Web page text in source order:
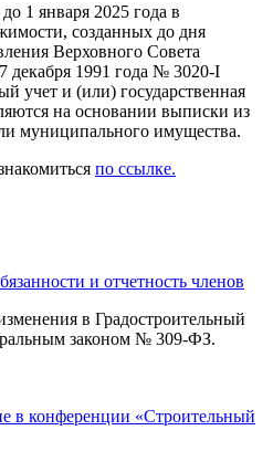
1 января 2025 года в
созданных до дня
Верховного Совета
декабря 1991 года № 3020-I
учет и (или) государственная
на основании выписки из
муниципального имущества.
по ссылке.
и отчетность членов
в Градостроительный
законом № 309-ФЗ.
в конференции «Строительный